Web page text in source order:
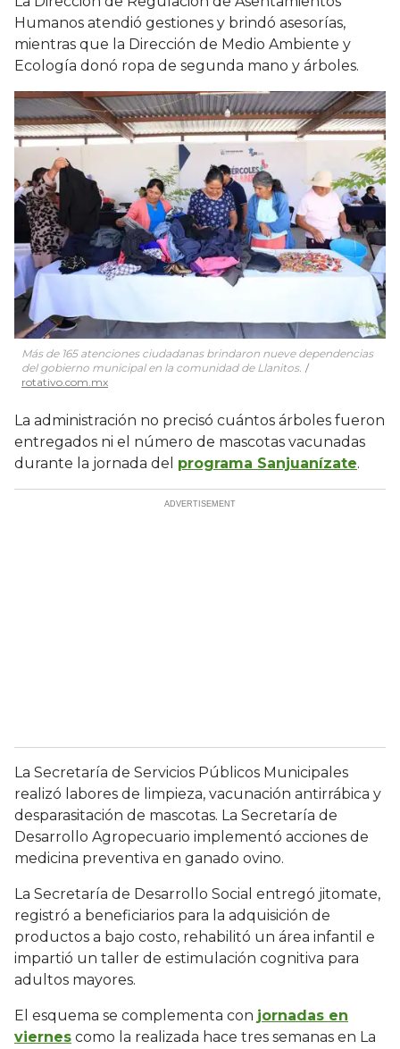
Humanos atendió gestiones y brindó asesorías,
mientras que la Dirección de Medio Ambiente y
Ecología donó ropa de segunda mano y árboles.
Más de 165 atenciones ciudadanas brindaron nueve dependencias
del gobierno municipal en la comunidad de Llanitos.
rotativo.com.mx
La administración no precisó cuántos árboles fueron
entregados ni el número de mascotas vacunadas
durante la jornada del programa Sanjuanízate.
La Secretaría de Servicios Públicos Municipales
realizó labores de limpieza, vacunación antirrábica y
desparasitación de mascotas. La Secretaría de
Desarrollo Agropecuario implementó acciones de
medicina preventiva en ganado ovino.
La Secretaría de Desarrollo Social entregó jitomate,
registró a beneficiarios para la adquisición de
productos a bajo costo, rehabilitó un área infantil e
impartió un taller de estimulación cognitiva para
adultos mayores.
El esquema se complementa con jornadas en
viernes como la realizada hace tres semanas en La